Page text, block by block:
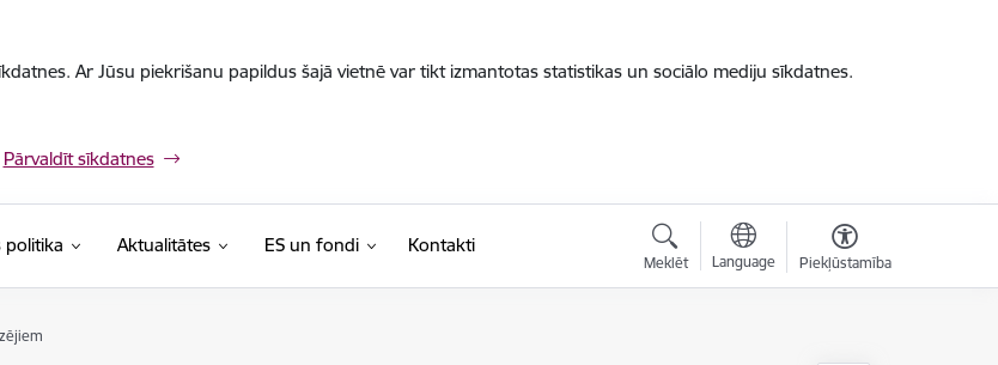
Ar Jūsu piekrišanu papildus šajā vietnē var tikt izmantotas statistikas un sociālo mediju sīkdatnes.
Pārvaldīt sīkdatnes
politika Aktualitātes ES un fondi Kontakti
Meklēt Language Piekļūstamība